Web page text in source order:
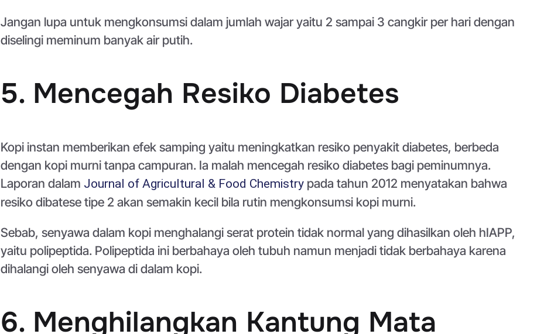
Jangan lupa untuk mengkonsumsi dalam jumlah wajar yaitu 2 sampai 3 cangkir per hari dengan
diselingi meminum banyak air putih.
5. Mencegah Resiko Diabetes
Kopi instan memberikan efek samping yaitu meningkatkan resiko penyakit diabetes, berbeda
dengan kopi murni tanpa campuran. Ia malah mencegah resiko diabetes bagi peminumnya.
Laporan dalam Journal of Agricultural & Food Chemistry pada tahun 2012 menyatakan bahwa
resiko dibatese tipe 2 akan semakin kecil bila rutin mengkonsumsi kopi murni.
Sebab, senyawa dalam kopi menghalangi serat protein tidak normal yang dihasilkan oleh hIAPP,
yaitu polipeptida. Polipeptida ini berbahaya oleh tubuh namun menjadi tidak berbahaya karena
dihalangi oleh senyawa di dalam kopi.
6. Menghilangkan Kantung Mata